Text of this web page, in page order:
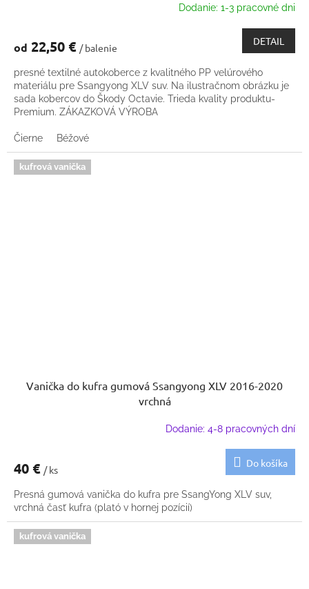
Dodanie: 1-3 pracovné dni
od 22,50 € / balenie
DETAIL
presné textilné autokoberce z kvalitného PP velúrového
materiálu pre Ssangyong XLV suv. Na ilustračnom obrázku je
sada kobercov do Škody Octavie. Trieda kvality produktu-
Premium. ZÁKAZKOVÁ VÝROBA
Čierne Béžové
kufrová vanička
Vanička do kufra gumová Ssangyong XLV 2016-2020
vrchná
Dodanie: 4-8 pracovných dní
40 € / ks
Do košíka
Presná gumová vanička do kufra pre SsangYong XLV suv,
vrchná časť kufra (plató v hornej pozícií)
kufrová vanička